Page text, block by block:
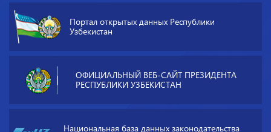
Портал открытых данных Республики
Узбекистан
ОФИЦИАЛЬНЫЙ ВЕБ-САЙТ ПРЕЗИДЕНТА
РЕСПУБЛИКИ УЗБЕКИСТАН
Национальная база данных законодательства